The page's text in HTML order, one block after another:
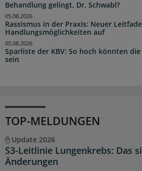
Behandlung gelingt, Dr. Schwabl?
Rassismus in der Praxis: Neuer
Handlungsmöglichkeiten auf
05.08.2026
Sparliste der KBV: So hoch könnten
sein
05.08.2026
TOP-MELDUNGEN
Update 2026
S3-Leitlinie Lungenkrebs: Das
Änderungen